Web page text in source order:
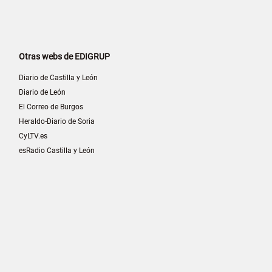
Otras webs de EDIGRUP
Diario de Castilla y León
Diario de León
El Correo de Burgos
Heraldo-Diario de Soria
CyLTV.es
esRadio Castilla y León